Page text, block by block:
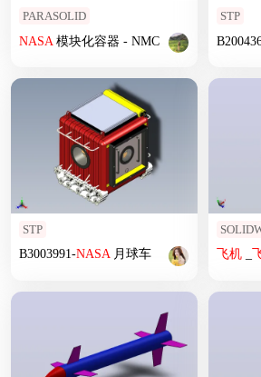
PARASOLID
NASA模块化容器 - NMC
STP
STP
B3003991-NASA月球车 飞机_